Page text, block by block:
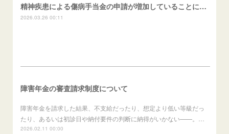
精神疾患による傷病手当金の申請が増加していることについて
2026.03.26 00:11
障害年金の審査請求制度について
障害年金を請求した結果、不支給だったり、想定より低い等級だっ
たり、あるいは初診日や納付要件の判断に納得がいかない——。…
2026.02.11 00:00